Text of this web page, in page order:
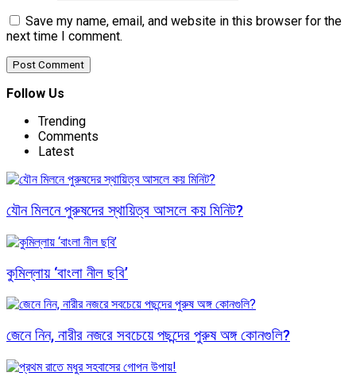
Save my name, email, and website in this browser for the
next time I comment.
Follow Us
Trending
Comments
Latest
যৌন মিলনে পুরুষদের স্থায়িত্ব আসলে কয় মিনিট?
কুমিল্লায় ‘বাংলা নীল ছবি’
জেনে নিন, নারীর নজরে সবচেয়ে পছন্দের পুরুষ অঙ্গ কোনগুলি?